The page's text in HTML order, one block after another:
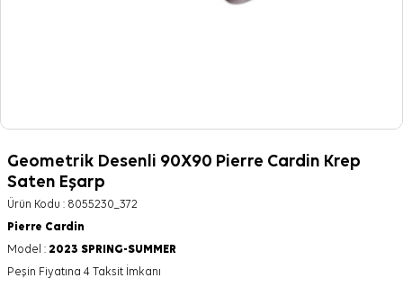
Geometrik Desenli 90X90 Pierre Cardin Krep
Saten Eşarp
Ürün Kodu : 8055230_372
Pierre Cardin
Model : 2023 SPRING-SUMMER
Peşin Fiyatına 4 Taksit İmkanı